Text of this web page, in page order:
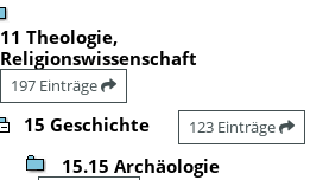
11 Theologie,
Religionswissenschaft
197 Einträge
15 Geschichte 123 Einträge
15.15 Archäologie